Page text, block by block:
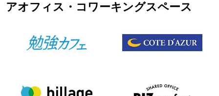
アオフィス・コワーキングスペース